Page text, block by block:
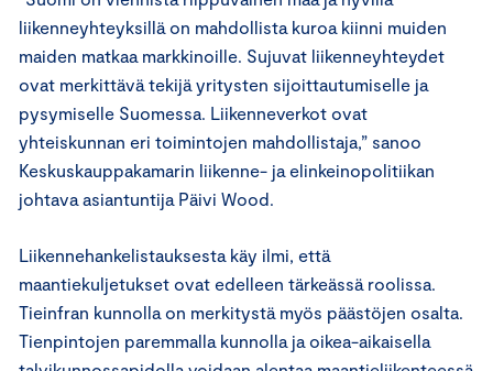
liikenneyhteyksillä on mahdollista kuroa kiinni muiden
maiden matkaa markkinoille. Sujuvat liikenneyhteydet
ovat merkittävä tekijä yritysten sijoittautumiselle ja
pysymiselle Suomessa. Liikenneverkot ovat
yhteiskunnan eri toimintojen mahdollistaja,” sanoo
Keskuskauppakamarin liikenne- ja elinkeinopolitiikan
johtava asiantuntija Päivi Wood.
Liikennehankelistauksesta käy ilmi, että
maantiekuljetukset ovat edelleen tärkeässä roolissa.
Tieinfran kunnolla on merkitystä myös päästöjen osalta.
Tienpintojen paremmalla kunnolla ja oikea-aikaisella